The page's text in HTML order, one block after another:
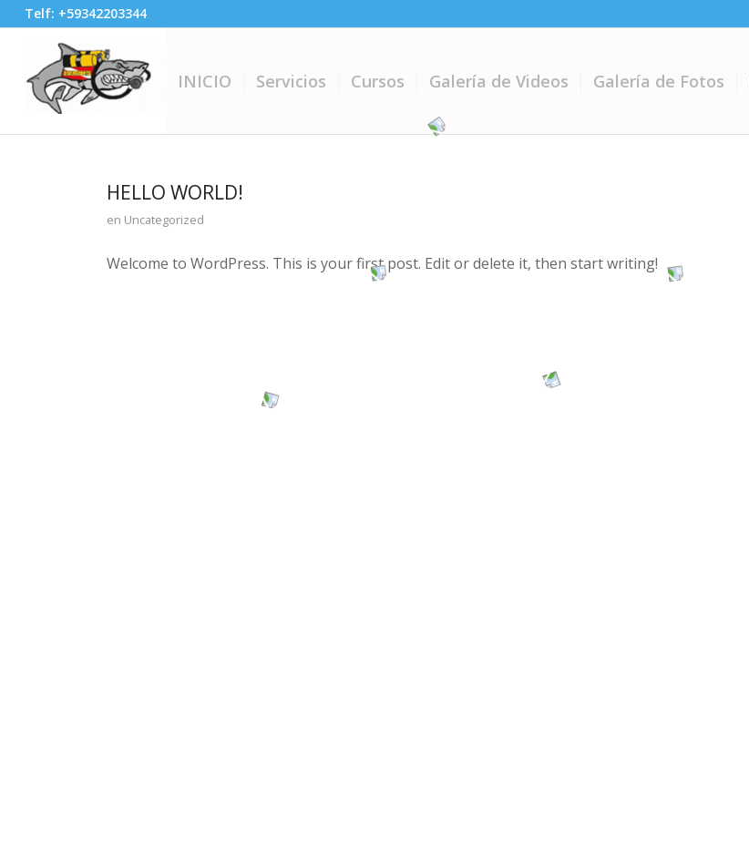
Telf: +59342203344
INICIO Servicios Cursos Galería de Videos Galería de Fotos
HELLO WORLD!
en Uncategorized
Welcome to WordPress. This is your first post. Edit or delete it, then start writing!